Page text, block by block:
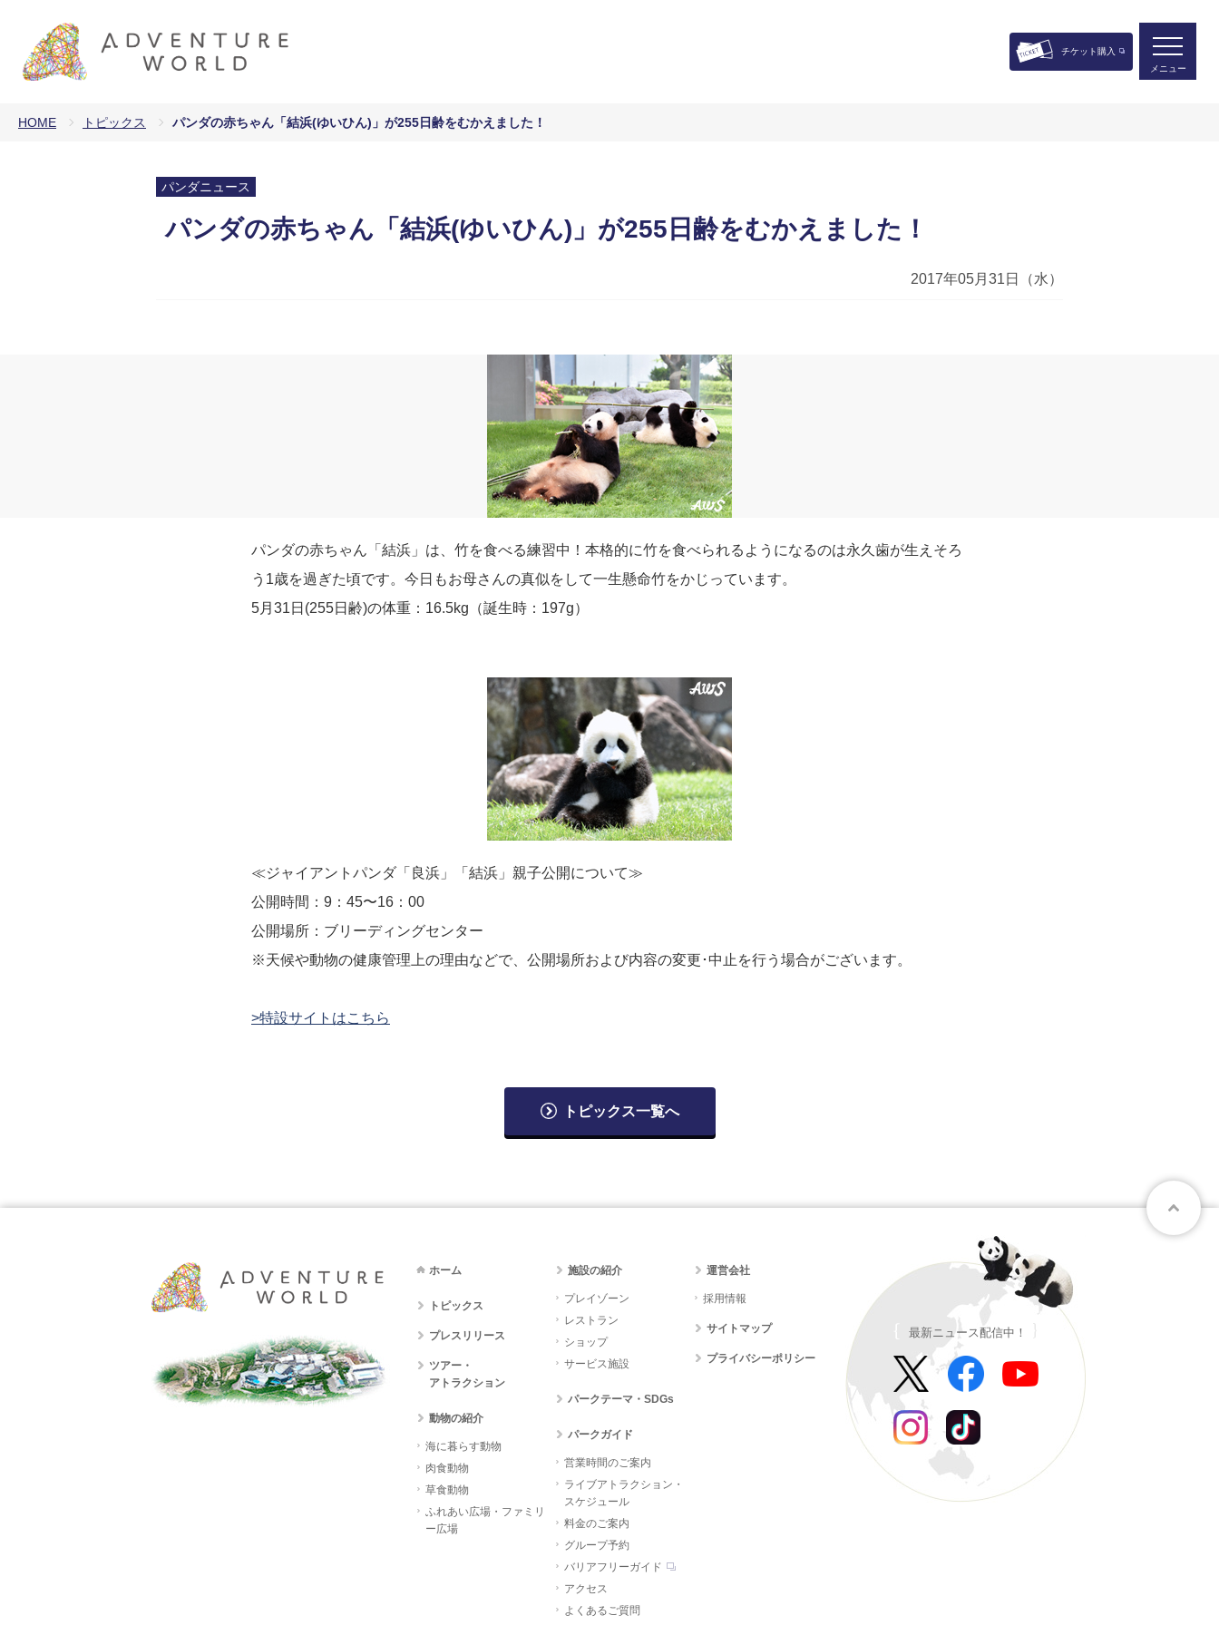
チケット購入
メニュー
HOME トピックス パンダの赤ちゃん「結浜(ゆいひん)」が255日齢をむかえました！
パンダニュース
パンダの赤ちゃん「結浜(ゆいひん)」が255日齢をむかえました！
2017年05月31日（水）
パンダの赤ちゃん「結浜」は、竹を食べる練習中！本格的に竹を食べられるようになるのは永久歯が生えそろ
う1歳を過ぎた頃です。今日もお母さんの真似をして一生懸命竹をかじっています。
5月31日(255日齢)の体重：16.5kg（誕生時：197g）
≪ジャイアントパンダ「良浜」「結浜」親子公開について≫
公開時間：9：45〜16：00
公開場所：ブリーディングセンター
※天候や動物の健康管理上の理由などで、公開場所および内容の変更･中止を行う場合がございます。
>特設サイトはこちら
トピックス一覧へ
ホーム
トピックス
プレスリリース
ツアー・
アトラクション
動物の紹介
海に暮らす動物
肉食動物
草食動物
ふれあい広場・ファミリ
ー広場
施設の紹介
プレイゾーン
レストラン
ショップ
サービス施設
パークテーマ・SDGs
パークガイド
営業時間のご案内
ライブアトラクション・
スケジュール
料金のご案内
グループ予約
バリアフリーガイド
アクセス
よくあるご質問
運営会社
採用情報
サイトマップ
プライバシーポリシー
最新ニュース配信中！